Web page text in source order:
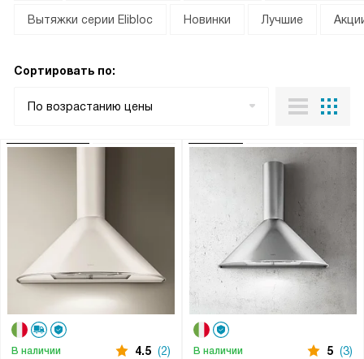
Вытяжки серии Elibloc Новинки Лучшие
Сортировать по:
По возрастанию цены
В наличии 4.5 (2) В наличии 5 (3)